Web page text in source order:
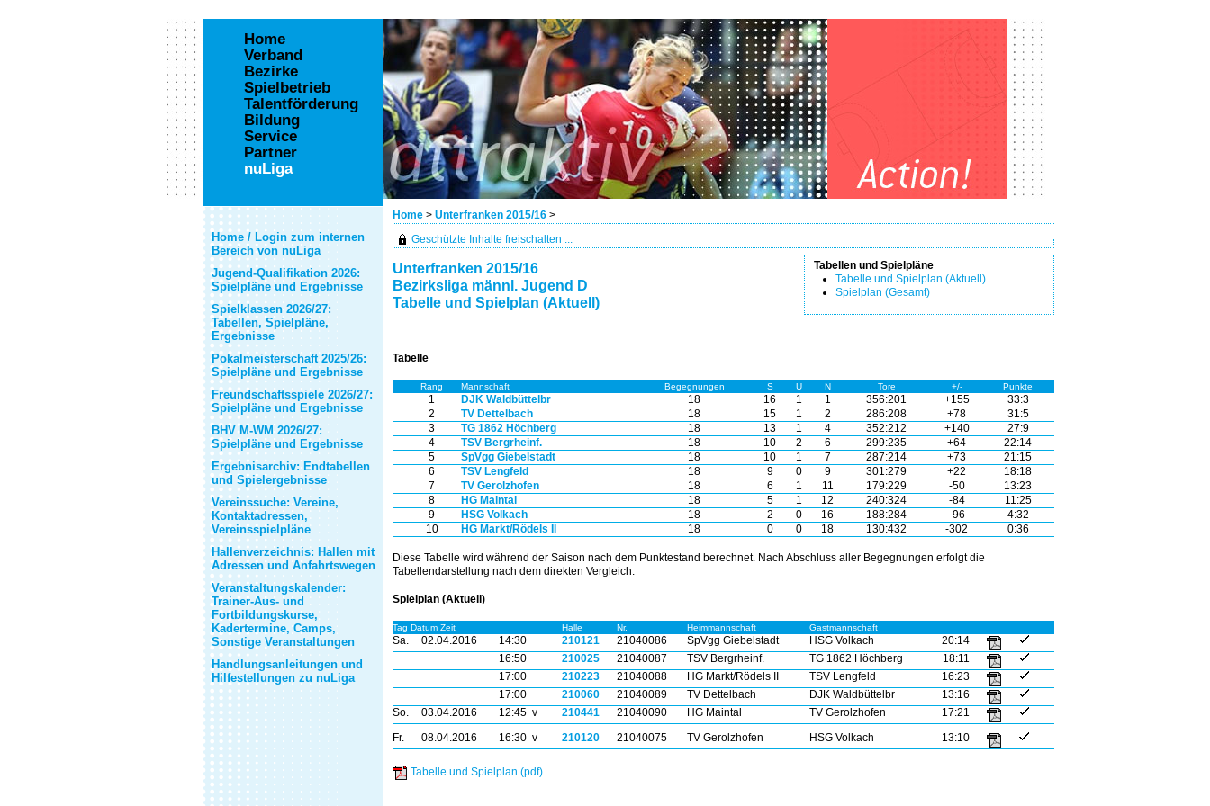
Home > Unterfranken 2015/16 >
Home
Verband
Bezirke
Spielbetrieb
Talentförderung
Bildung
Service
Partner
nuLiga
Home / Login zum internen
Bereich von nuLiga
Jugend-Qualifikation 2026:
Spielpläne und Ergebnisse
Spielklassen 2026/27:
Tabellen, Spielpläne,
Ergebnisse
Pokalmeisterschaft 2025/26:
Spielpläne und Ergebnisse
Freundschaftsspiele 2026/27:
Spielpläne und Ergebnisse
BHV M-WM 2026/27:
Spielpläne und Ergebnisse
Ergebnisarchiv: Endtabellen
und Spielergebnisse
Vereinssuche: Vereine,
Kontaktadressen,
Vereinsspielpläne
Hallenverzeichnis: Hallen mit
Adressen und Anfahrtswegen
Veranstaltungskalender:
Trainer-Aus- und
Fortbildungskurse,
Kadertermine, Camps,
Sonstige Veranstaltungen
Handlungsanleitungen und
Hilfestellungen zu nuLiga
Geschützte Inhalte freischalten ...
Unterfranken 2015/16
Bezirksliga männl. Jugend D
Tabelle und Spielplan (Aktuell)
Tabellen und Spielpläne
Tabelle und Spielplan (Aktuell)
Spielplan (Gesamt)
Tabelle
Rang Mannschaft Begegnungen S U N Tore +/- Punkte
1 DJK Waldbüttelbr 18 16 1 1 356:201 +155
33:3
2
TV Dettelbach 18 15 1 2 286:208 +78
31:5
3
TG 1862 Höchberg 18 13 1 4 352:212 +140
27:9
4
TSV Bergrheinf. 18 10 2 6 299:235 +64
22:14
5
SpVgg Giebelstadt 18 10 1 7 287:214 +73
21:15
6
TSV Lengfeld 18 9 0 9 301:279 +22
18:18
7
TV Gerolzhofen 18 6 1 11 179:229 -50
13:23
8
HG Maintal 18 5 1 12 240:324 -84
11:25
9
HSG Volkach 18 2 0 16 188:284 -96
4:32
10
HG Markt/Rödels II 18 0 0 18 130:432 -302 0:36
Diese Tabelle wird während der Saison nach dem Punktestand berechnet. Nach Abschluss aller Begegnungen erfolgt die
Tabellendarstellung nach dem direkten Vergleich.
Spielplan (Aktuell)
Tag Datum Zeit Halle Nr. Heimmannschaft Gastmannschaft
Sa. 02.04.2016 14:30 210121 21040086 SpVgg Giebelstadt HSG Volkach
20:14
16:50
210025 21040087 TSV Bergrheinf. TG 1862 Höchberg
18:11
17:00
210223 21040088 HG Markt/Rödels II TSV Lengfeld
16:23
17:00
210060 21040089 TV Dettelbach DJK Waldbüttelbr
13:16
So.
03.04.2016 12:45 v 210441 21040090 HG Maintal TV Gerolzhofen
17:21
Fr.
08.04.2016 16:30 v 210120 21040075 TV Gerolzhofen HSG Volkach 13:10
Tabelle und Spielplan (pdf)